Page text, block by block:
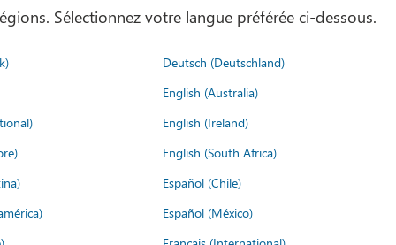
Sélectionnez votre langue préférée ci-dessous.
Deutsch (Deutschland)
English (Australia)
English (Ireland)
English (South Africa)
Español (Chile)
Español (México)